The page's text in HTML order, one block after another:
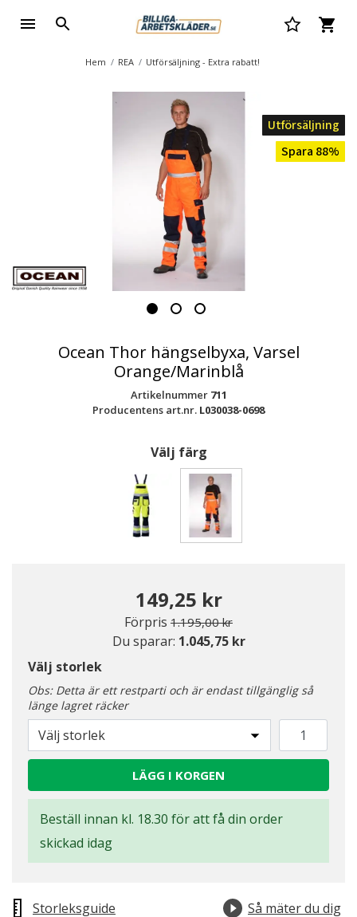
Hem REA Utförsäljning - Extra rabatt!
Utförsäljning
Spara 88%
Ocean Thor hängselbyxa, Varsel
Orange/Marinblå
Artikelnummer 711
Producentens art.nr. L030038-0698
Välj färg
149,25 kr
Förpris Pris nedsatt från
1.195,00 krtill
Du sparar: 1.045,75 kr
Välj storlek
Obs: Detta är ett restparti och är endast tillgänglig så
länge lagret räcker
Välj storlek
LÄGG I KORGEN
Beställ innan kl. 18.30 för att få din order
skickad idag
Storleksguide
Så mäter du dig